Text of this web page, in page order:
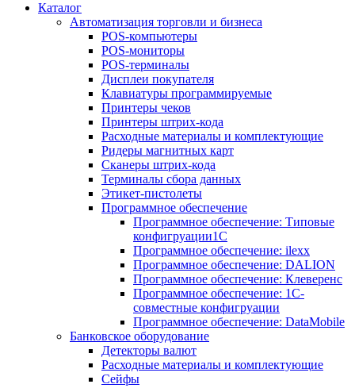
Каталог
Автоматизация торговли и бизнеса
POS-компьютеры
POS-мониторы
POS-терминалы
Дисплеи покупателя
Клавиатуры программируемые
Принтеры чеков
Принтеры штрих-кода
Расходные материалы и комплектующие
Ридеры магнитных карт
Сканеры штрих-кода
Терминалы сбора данных
Этикет-пистолеты
Программное обеспечение
Программное обеспечение: Типовые
конфигруации1С
Программное обеспечение: ilexx
Программное обеспечение: DALION
Программное обеспечение: Клеверенс
Программное обеспечение: 1С-
совместные конфигруации
Программное обеспечение: DataMobile
Банковское оборудование
Детекторы валют
Расходные материалы и комплектующие
Сейфы